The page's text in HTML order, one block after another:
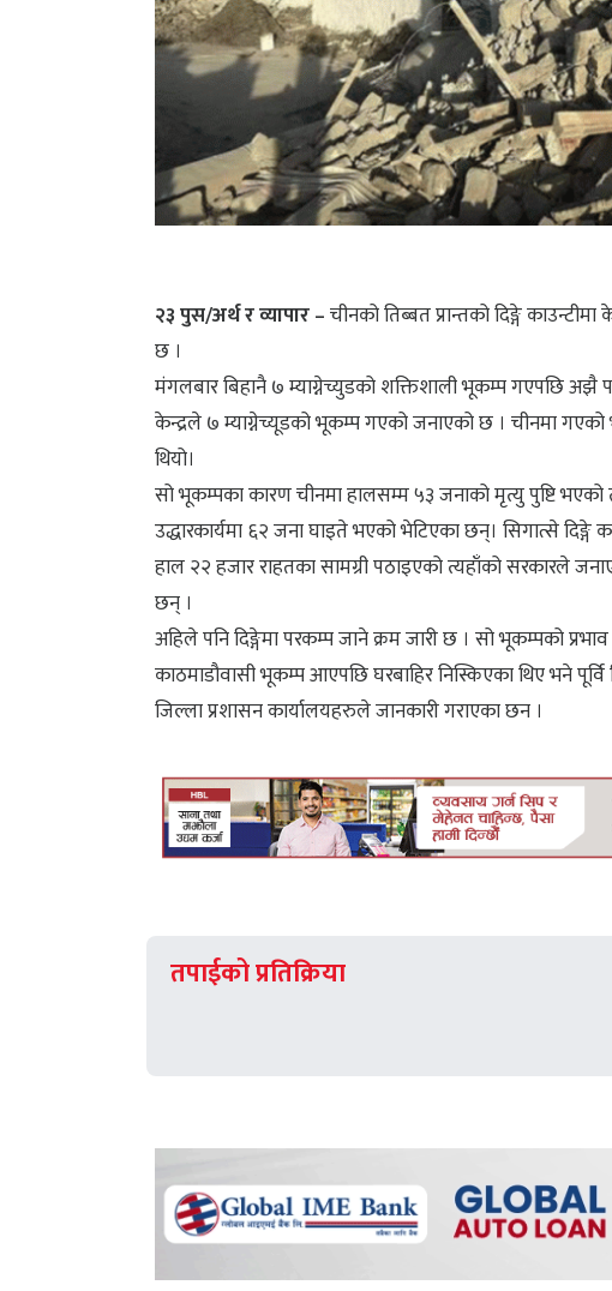
२३ पुस/अर्थ र व्यापार –चीनको तिब्बत प्रान्तको दिङ्गे
छ ।
मंगलबार बिहानै ७ म्याग्नेच्युडको शक्तिशाली भूकम्प गएपछि
केन्द्रले ७ म्याग्नेच्यूडको भूकम्प गएको जनाएको छ । चीनमा
थियो।
सो भूकम्पका कारण चीनमा हालसम्म ५३ जनाको मृत्यु पुष्टि
उद्धारकार्यमा ६२ जना घाइते भएको भेटिएका छन्। सिगात्से दिङ्गे
हाल २२ हजार राहतका सामग्री पठाइएको त्यहाँको सरकारले
छन् ।
अहिले पनि दिङ्गेमा परकम्प जाने क्रम जारी छ । सो भूकम्पको
काठमाडौवासी भूकम्प आएपछि घरबाहिर निस्किएका थिए भने
जिल्ला प्रशासन कार्यालयहरुले जानकारी गराएका छन ।
तपाईको प्रतिक्रिया